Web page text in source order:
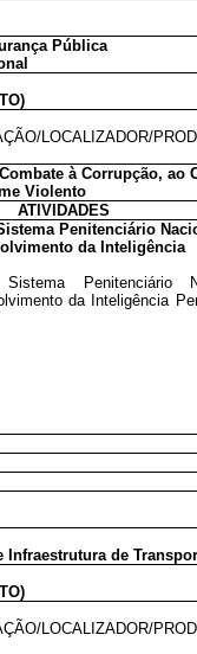
Pública
LOCALIZADOR/
à Corrupção, ao
Violento
ATIVIDADES
Penitenciário
da Inteligência
Sistema Penitenciário
da Inteligência
Infraestrutura de
LOCALIZADOR/